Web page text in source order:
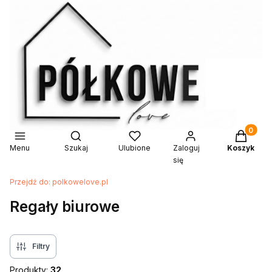
Menu
Otwórz wyszukiwarkę
Szukaj Ulubione
Zaloguj
się
Koszyk
Przejdź do: polkowelove.pl
Regały biurowe
Filtry
Produkty: 32